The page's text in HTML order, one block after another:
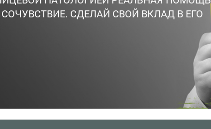
СДЕЛАЙ СВОЙ ВКЛАД В ЕГО